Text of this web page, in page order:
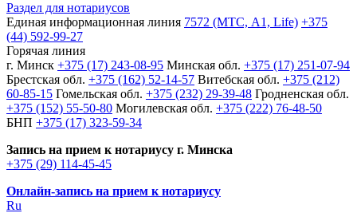
Раздел для нотариусов
Единая информационная линия 7572 (МТС, A1, Life) +375
(44) 592-99-27
Горячая линия
г. Минск +375 (17) 243-08-95 Минская обл. +375 (17) 251-07-94
Брестская обл. +375 (162) 52-14-57 Витебская обл. +375 (212)
60-85-15 Гомельская обл. +375 (232) 29-39-48 Гродненская обл.
+375 (152) 55-50-80 Могилевская обл. +375 (222) 76-48-50
БНП +375 (17) 323-59-34
Запись на прием к нотариусу г. Минска
+375 (29) 114-45-45
Онлайн-запись на прием к нотариусу
Ru